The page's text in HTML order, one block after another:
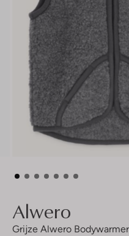
Alwero
Grijze Alwero